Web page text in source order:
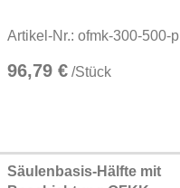
Artikel-Nr.: ofmk-300-500-p
96,79 € /Stück
Säulenbasis-Hälfte mit